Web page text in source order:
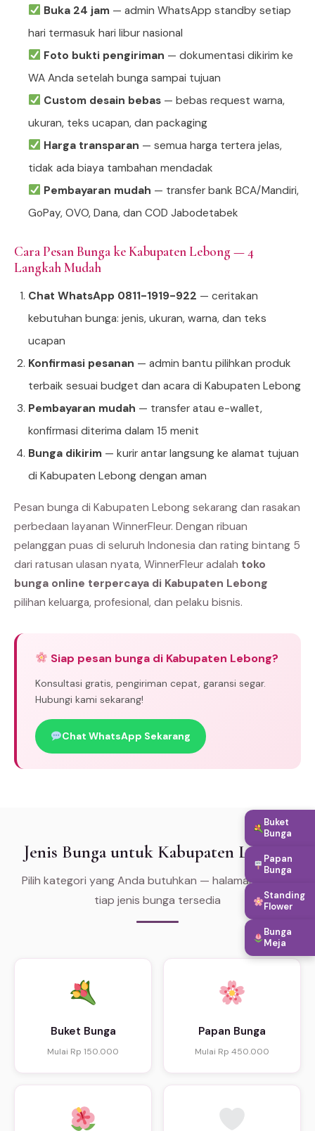
Buka 24 jam— admin WhatsApp standby setiap
hari termasuk hari libur nasional
Foto bukti pengiriman — dokumentasi dikirim ke
WA Anda setelah bunga sampai tujuan
Custom desain bebas— bebas request warna,
ukuran, teks ucapan, dan packaging
Harga transparan — semua harga tertera jelas,
tidak ada biaya tambahan mendadak
Pembayaran mudah — transfer bank BCA/Mandiri,
GoPay, OVO, Dana, dan COD Jabodetabek
Cara Pesan Bunga ke Kabupaten Lebong — 4
Langkah Mudah
Chat WhatsApp 0811-1919-922 — ceritakan
kebutuhan bunga: jenis, ukuran, warna, dan teks
ucapan
Konfirmasi pesanan — admin bantu pilihkan produk
terbaik sesuai budget dan acara di Kabupaten Lebong
Pembayaran mudah — transfer atau e-wallet,
konfirmasi diterima dalam 15 menit
Bunga dikirim — kurir antar langsung ke alamat tujuan
di Kabupaten Lebong dengan aman
Pesan bunga di Kabupaten Lebong sekarang dan rasakan
perbedaan layanan WinnerFleur. Dengan ribuan
pelanggan puas di seluruh Indonesia dan rating bintang 5
dari ratusan ulasan nyata, WinnerFleur adalah toko
bunga online terpercaya di Kabupaten Lebong
pilihan keluarga, profesional, dan pelaku bisnis.
Siap pesan bunga di Kabupaten Lebong?
Konsultasi gratis, pengiriman cepat, garansi segar.
Hubungi kami sekarang!
Chat WhatsApp Sekarang
Jenis Bunga untuk Kabupaten Lebong
Pilih kategori yang Anda butuhkan — halaman khusus
tiap jenis bunga tersedia
Buket Bunga
Mulai Rp 150.000
Papan Bunga
Mulai Rp 450.000
Buket
Bunga
Papan
Bunga
Standing
Flower
Bunga
Meja